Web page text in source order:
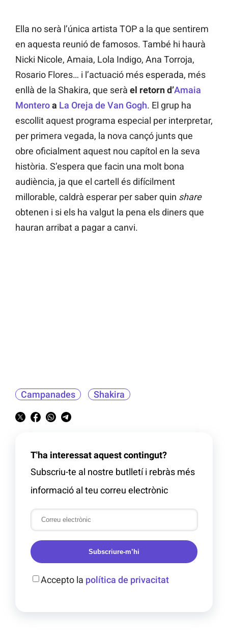
Ella no serà l’única artista TOP a la que sentirem
en aquesta reunió de famosos. També hi haurà
Nicki Nicole, Amaia, Lola Indigo, Ana Torroja,
Rosario Flores… i l’actuació més esperada, més
enllà de la Shakira, que serà el retorn d’Amaia
Monteroa La Oreja de Van Gogh. El grup ha
escollit aquest programa especial per interpretar,
per primera vegada, la nova cançó junts que
obre oficialment aquest nou capítol en la seva
història. S’espera que facin una molt bona
audiència, ja que el cartell és difícilment
millorable, caldrà esperar per saber quin share
obtenen i si els ha valgut la pena els diners que
hauran arribat a pagar a canvi.
Campanades Shakira
T'ha interessat aquest contingut?
Subscriu-te al nostre butlletí i rebràs més
informació al teu correu electrònic
Subscriure-m’hi
Accepto la política de privacitat